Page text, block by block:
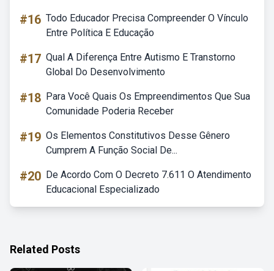
#16 Todo Educador Precisa Compreender O Vínculo
Entre Política E Educação
#17 Qual A Diferença Entre Autismo E Transtorno
Global Do Desenvolvimento
#18 Para Você Quais Os Empreendimentos Que Sua
Comunidade Poderia Receber
#19 Os Elementos Constitutivos Desse Gênero
Cumprem A Função Social De...
#20 De Acordo Com O Decreto 7.611 O Atendimento
Educacional Especializado
Related Posts